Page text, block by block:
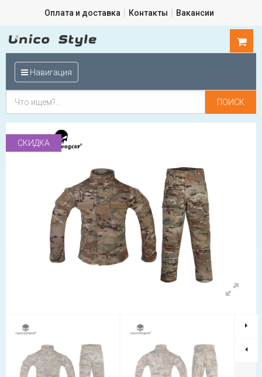
Оплата и доставка Контакты Вакансии
Навигация
СКИДКА